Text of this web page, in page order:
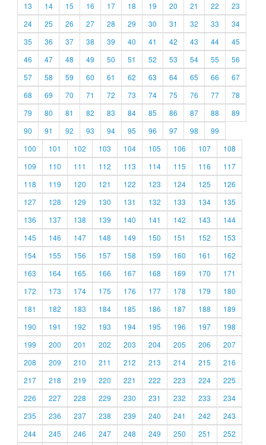
13
14 15 16 17 18 19 20 21 22
23
24
25 26 27 28 29 30 31 32 33
34
35
36 37 38 39 40 41 42 43 44
45
46
47 48 49 50 51 52 53 54 55
56
57
58 59 60 61 62 63 64 65 66
67
68
69 70 71 72 73 74 75 76 77
78
79
80 81 82 83 84 85 86 87 88
89
90
91 92 93 94 95 96 97 98
99
100
101 102 103 104 105 106 107
108
109
110 111 112 113 114 115 116
117
118
119 120 121 122 123 124 125
126
127
128 129 130 131 132 133 134
135
136
137 138 139 140 141 142 143
144
145
146 147 148 149 150 151 152
153
154
155 156 157 158 159 160 161
162
163
164 165 166 167 168 169 170
171
172
173 174 175 176 177 178 179
180
181
182 183 184 185 186 187 188
189
190
191 192 193 194 195 196 197
198
199
200 201 202 203 204 205 206
207
208
209 210 211 212 213 214 215
216
217
218 219 220 221 222 223 224
225
226
227 228 229 230 231 232 233
234
235
236 237 238 239 240 241 242
243
244
245 246 247 248 249 250 251 252